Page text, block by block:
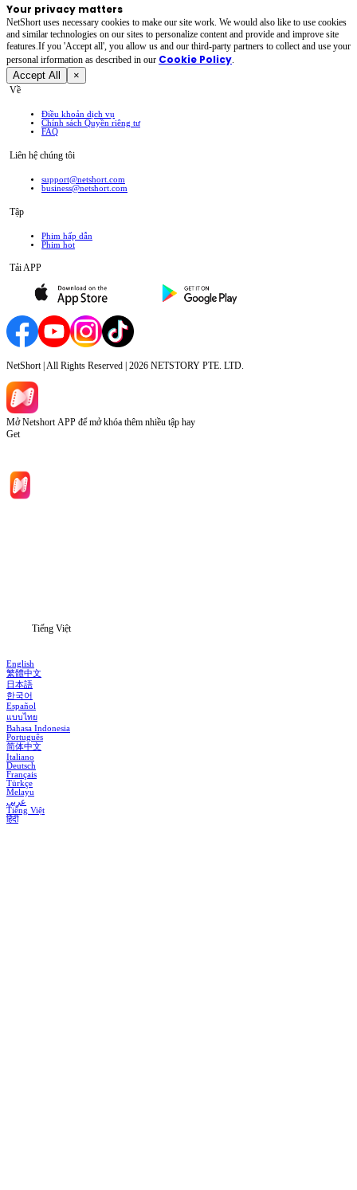
Your privacy matters
NetShort uses necessary cookies to make our site work. We would also like to use cookies
and similar technologies on our sites to personalize content and provide and improve site
features.If you 'Accept all', you allow us and our third-party partners to collect and use your
personal irformation as described in our Cookie Policy.
Accept All ×
Về
Điều khoản dịch vụ
Chính sách Quyền riêng tư
FAQ
Liên hệ chúng tôi
support@netshort.com
business@netshort.com
Tập
Phim hấp dẫn
Phim hot
Tải APP
NetShort | All Rights Reserved | 2026 NETSTORY PTE. LTD.
Mở Netshort APP để mở khóa thêm nhiều tập hay
Get
Tiếng Việt
English
繁體中文
日本語
한국어
Español
แบบไทย
Bahasa Indonesia
Português
简体中文
Italiano
Deutsch
Français
Türkçe
Melayu
عربي
Tiếng Việt
हिंदी